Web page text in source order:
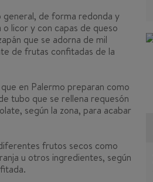
general, de forma redonda y
licor y con capas de queso
que se adorna de mil
de frutas confitadas de la
en Palermo preparan como
tubo que se rellena requesón
según la zona, para acabar
frutos secos como
u otros ingredientes, según